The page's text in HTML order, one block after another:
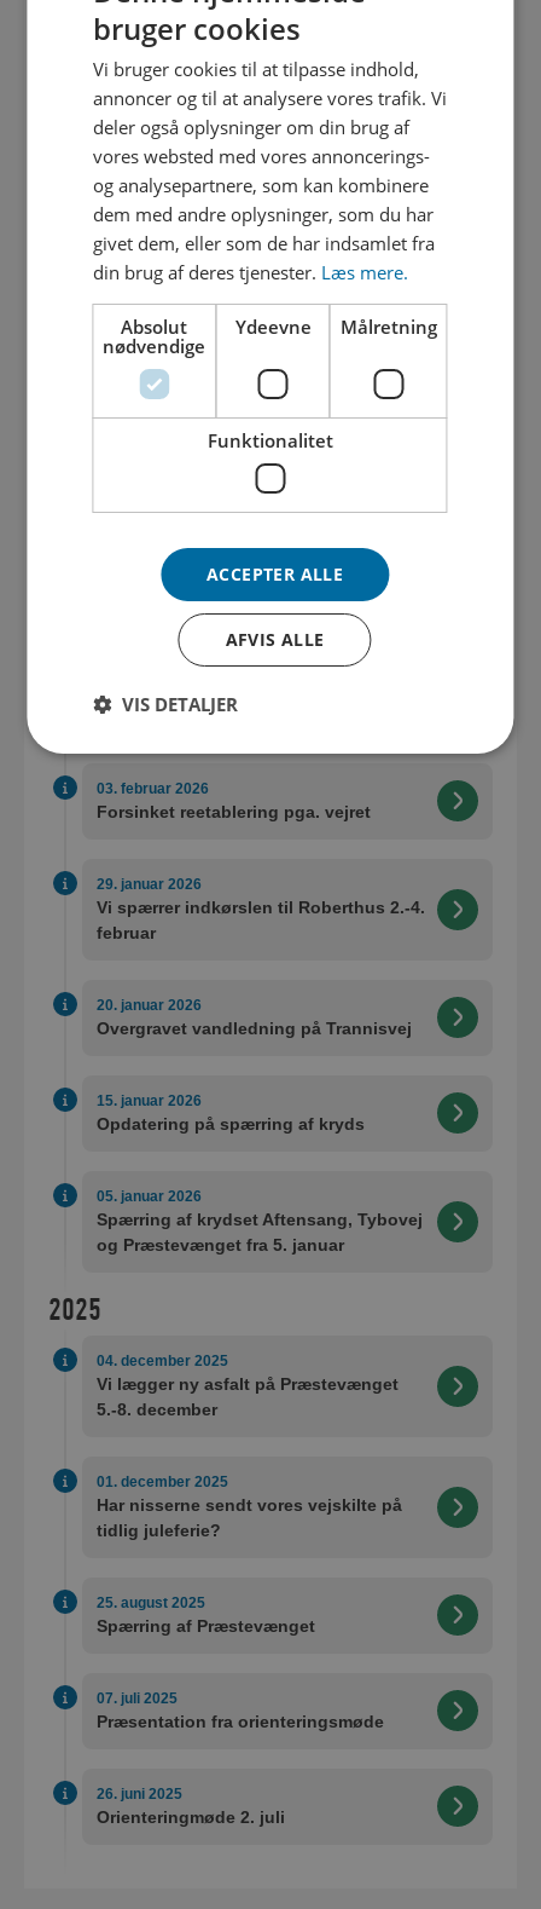
Østergade udsat til mandag den 4. maj
Krydset Aftensang/Østergade spærres
29. april-10. maj
27. marts 2026
Åbning af Tybovej og opstart på
Østergade
17. marts 2026
Krydset er åbent og parkering tilladt på
Tybovej til Folketingsvalget den 24.
Asfalt i uge 12 og 13
19. februar 2026
Opstart den 23. februar efter vejrpause
05. februar 2026
grund af frost
03. februar 2026
Forsinket reetablering pga. vejret
29. januar 2026
Vi spærrer indkørslen til Roberthus 2.-4.
februar
20. januar 2026
Overgravet vandledning på Trannisvej
15. januar 2026
Opdatering på spærring af kryds
05. januar 2026
Spærring af krydset Aftensang, Tybovej
og Præstevænget fra 5. januar
2025
04. december 2025
Vi lægger ny asfalt på Præstevænget
5.-8. december
01. december 2025
Har nisserne sendt vores vejskilte på
tidlig juleferie?
25. august 2025
Spærring af Præstevænget
07. juli 2025
Præsentation fra orienteringsmøde
26. juni 2025
Orienteringmøde 2. juli
bruger cookies
Vi bruger cookies til at tilpasse indhold,
annoncer og til at analysere vores trafik. Vi
deler også oplysninger om din brug af
vores websted med vores annoncerings-
og analysepartnere, som kan kombinere
dem med andre oplysninger, som du har
givet dem, eller som de har indsamlet fra
din brug af deres tjenester. Læs mere.
Absolut
nødvendige
Ydeevne Målretning
Funktionalitet
ACCEPTER ALLE
AFVIS ALLE
VIS DETALJER